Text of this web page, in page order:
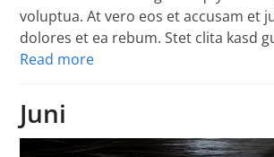
voluptua. At vero eos et accusam et
dolores et ea rebum. Stet clita kasd
Read more
Juni